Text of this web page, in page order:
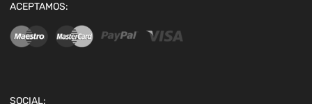
ACEPTAMOS:
SOCIAL: